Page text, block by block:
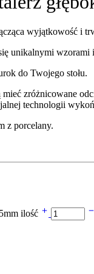
wyjątkowość i
unikalnymi wzorami
do Twojego stołu.
zróżnicowane
technologii
z porcelany.
ilość